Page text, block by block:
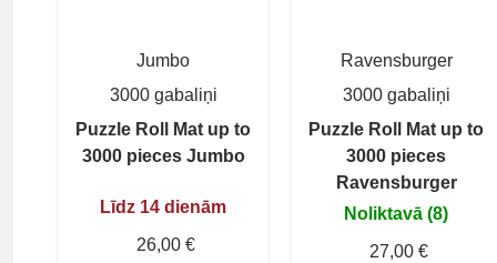
Jumbo
3000 gabaliņi
Puzzle Roll Mat up to
3000 pieces Jumbo
Līdz 14 dienām
26,00 €
Ravensburger
3000 gabaliņi
Puzzle Roll Mat up to
3000 pieces
Ravensburger
Noliktavā (8)
27,00 €